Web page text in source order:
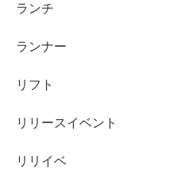
ランチ
ランナー
リフト
リリースイベント
リリイベ